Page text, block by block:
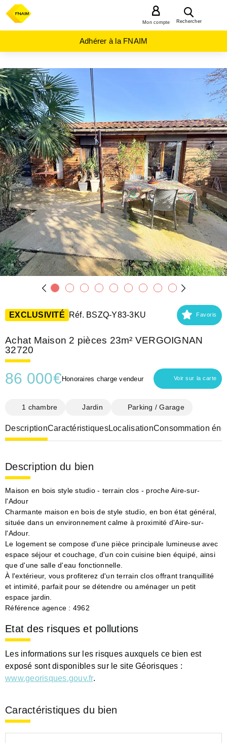
Rechercher
Mon compte
Adhérer à la FNAIM
ACHAT
MAISON
OCCITANIE
GERS
(32)
VERGOIGNAN
(32720)
EXCLUSIVITÉ Réf. BSZQ-Y83-3KU Favoris
Achat Maison 2 pièces 23m² VERGOIGNAN
32720
86 000€Honoraires charge vendeur Voir sur la carte
1 chambre Jardin Parking / Garage
DescriptionCaractéristiquesLocalisationConsommation
Description du bien
Maison en bois style studio - terrain clos - proche Aire-sur-
l'Adour
Charmante maison en bois de style studio, en bon état général,
située dans un environnement calme à proximité d'Aire-sur-
l'Adour.
Le logement se compose d'une pièce principale lumineuse avec
espace séjour et couchage, d'un coin cuisine bien équipé, ainsi
que d'une salle d'eau fonctionnelle.
À l'extérieur, vous profiterez d'un terrain clos offrant tranquillité
et intimité, parfait pour se détendre ou aménager un petit
espace jardin.
Référence agence : 4962
Etat des risques et pollutions
Les informations sur les risques auxquels ce bien est
exposé sont disponibles sur le site Géorisques :
www.georisques.gouv.fr.
Caractéristiques du bien